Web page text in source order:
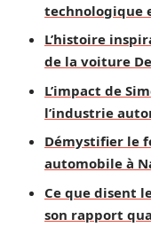
technologique
L’histoire
de la voiture
L’impact de
l’industrie
Démystifier le
automobile à
Ce que disent
son rapport